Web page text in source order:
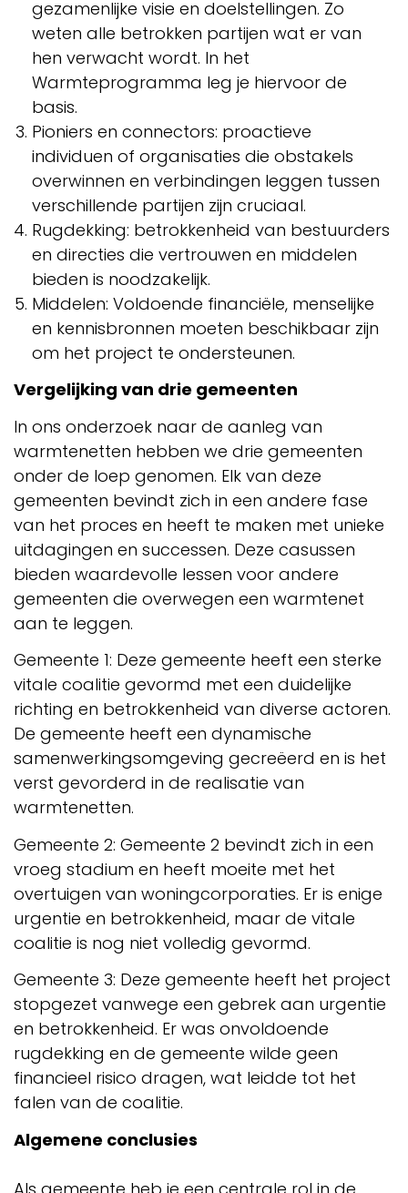
gezamenlijke visie en doelstellingen. Zo
weten alle betrokken partijen wat er van
hen verwacht wordt. In het
Warmteprogramma leg je hiervoor de
basis.
Pioniers en connectors: proactieve
individuen of organisaties die obstakels
overwinnen en verbindingen leggen tussen
verschillende partijen zijn cruciaal.
Rugdekking: betrokkenheid van bestuurders
en directies die vertrouwen en middelen
bieden is noodzakelijk.
Middelen: Voldoende financiële, menselijke
en kennisbronnen moeten beschikbaar zijn
om het project te ondersteunen.
Vergelijking van drie gemeenten
In ons onderzoek naar de aanleg van
warmtenetten hebben we drie gemeenten
onder de loep genomen. Elk van deze
gemeenten bevindt zich in een andere fase
van het proces en heeft te maken met unieke
uitdagingen en successen. Deze casussen
bieden waardevolle lessen voor andere
gemeenten die overwegen een warmtenet
aan te leggen.
Gemeente 1: Deze gemeente heeft een sterke
vitale coalitie gevormd met een duidelijke
richting en betrokkenheid van diverse actoren.
De gemeente heeft een dynamische
samenwerkingsomgeving gecreëerd en is het
verst gevorderd in de realisatie van
warmtenetten.
Gemeente 2: Gemeente 2 bevindt zich in een
vroeg stadium en heeft moeite met het
overtuigen van woningcorporaties. Er is enige
urgentie en betrokkenheid, maar de vitale
coalitie is nog niet volledig gevormd.
Gemeente 3: Deze gemeente heeft het project
stopgezet vanwege een gebrek aan urgentie
en betrokkenheid. Er was onvoldoende
rugdekking en de gemeente wilde geen
financieel risico dragen, wat leidde tot het
falen van de coalitie.
Algemene conclusies
Als gemeente heb je een centrale rol in de